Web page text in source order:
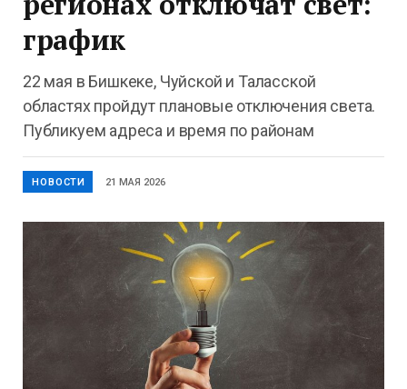
график
22 мая в Бишкеке, Чуйской и Таласской
областях пройдут плановые отключения света.
Публикуем адреса и время по районам
НОВОСТИ 21 МАЯ 2026